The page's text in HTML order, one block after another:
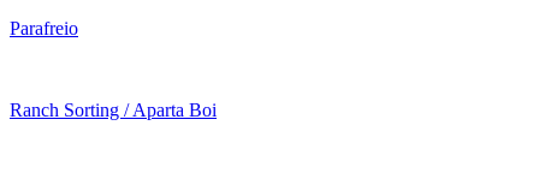
Parafreio
Ranch Sorting / Aparta Boi